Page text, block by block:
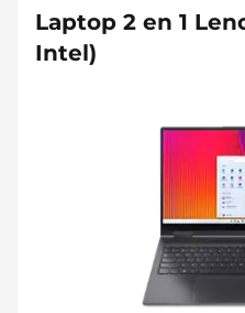
Laptop 2 en 1
Intel)